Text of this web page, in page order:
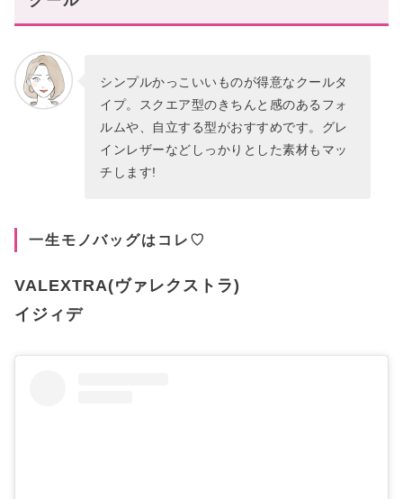
シンプルかっこいいものが得意なクールタ
イプ。スクエア型のきちんと感のあるフォ
ルムや、自立する型がおすすめです。グレ
インレザーなどしっかりとした素材もマッ
チします!
一生モノバッグはコレ♡
VALEXTRA(ヴァレクストラ)
イジィデ